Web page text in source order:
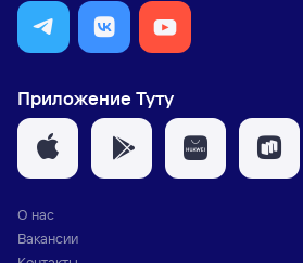
Приложение Туту
О нас
Вакансии